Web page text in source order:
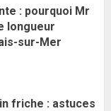
: pourquoi Mr
longueur
sur-Mer
friche : astuces